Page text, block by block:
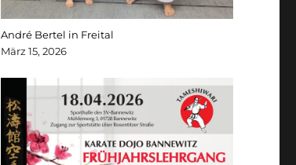
André Bertel in Freital
März 15, 2026